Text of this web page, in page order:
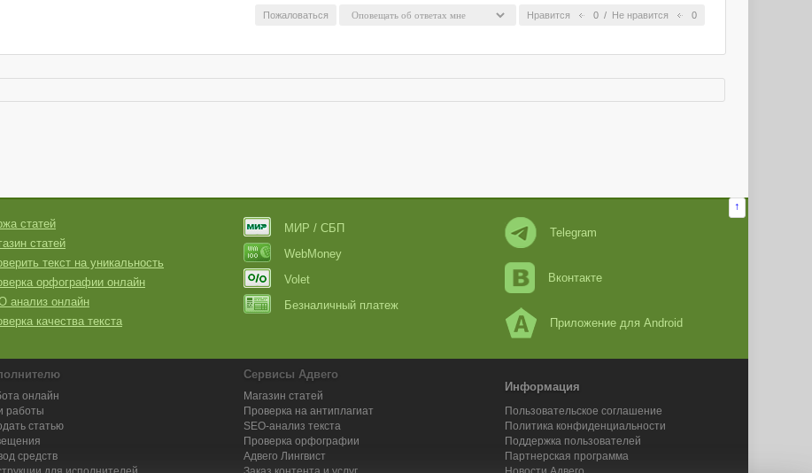
Нравится 0 / Не нравится 0
Пожаловаться
↑
статей
статей
текст на уникальность
орфографии онлайн
анализ онлайн
качества текста
МИР / СБП
WebMoney
Volet
Безналичный платеж
Telegram
Вконтакте
Приложение для Android
онлайн
работы
статью
средств
Сервисы Адвего
Магазин статей
Проверка на антиплагиат
SEO-анализ текста
Проверка орфографии
Адвего Лингвист
Информация
Пользовательское соглашение
Политика конфиденциальности
Поддержка пользователей
Партнерская программа